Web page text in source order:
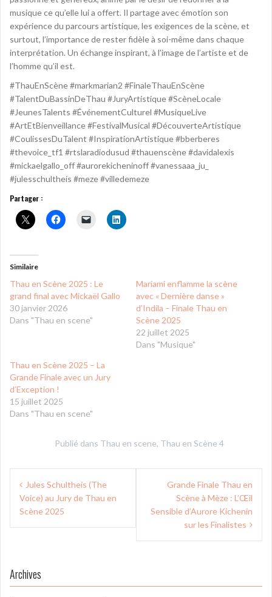
musique ce qu’elle lui a offert. Il partage avec émotion son
expérience du parcours artistique, les exigences de la scène, et
surtout, l’importance de rester fidèle à soi-même dans chaque
interprétation. Un échange inspirant, à l’image de l’artiste et de
l’homme qu’il est.
#ThauEnScène #markmarian2 #FinaleThauEnScène
#TalentDuBassinDeThau #JuryArtistique #ScèneLocale
#JeunesTalents #ÉvénementCulturel #MusiqueLive
#ArtEtBienveillance #FestivalMusical #DécouverteArtistique
#CoulissesDuTalent #InspirationArtistique #bberberes
#thevoice_tf1 #rtslaradiodusud #thauenscène #davidalexis
#mickaelgallo_off #aurorekicheninoff #vanessaaa_ju_
#julesschultheis #meze #villedemeze
Partager :
Similaire
Thau en Scène 2025 : Le
grand final avec Mickaël Gallo
30 janvier 2026
Dans "Thau en scene"
Mariami enflamme la scène
avec « Dernière danse »
d’Indila – Finale Thau en
Scène 2025
22 juillet 2025
Dans "Musique"
Thau en Scène 2025 – La
Grande Finale avec un Jury
d’Exception !
15 juillet 2025
Dans "Thau en scene"
Publié dans Thau en scene, Thau en Scène 4
Navigation
de
l’article
Jules Schultheis (The
Voice) au Jury de Thau en
Scène 2025
Grande Finale Thau en
Scène à Mèze : L’Œil
Sensible d’Aurore Kichenin
sur les Finalistes
Archives